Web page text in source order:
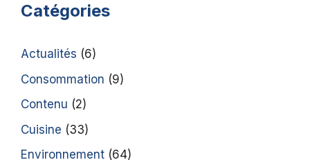
Catégories
Actualités (6)
Consommation (9)
Contenu (2)
Cuisine (33)
Environnement (64)